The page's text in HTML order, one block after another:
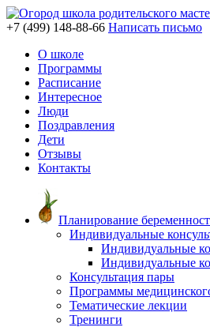
+7 (499) 148-88-66 Написать письмо
О школе
Программы
Расписание
Интересное
Люди
Поздравления
Дети
Отзывы
Контакты
Планирование
Индивидуальные
Индивидуальные
Индивидуальные
Консультация пары
Программы
Тематические лекции
Тренинги